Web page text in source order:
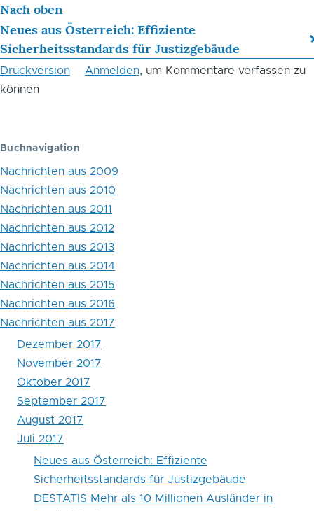
für
das
Blättern
im
Juli
2017
Nach oben
Neues aus Österreich: Effiziente
Sicherheitsstandards für Justizgebäude
Druckversion Anmelden, um Kommentare verfassen zu
können
Buchnavigation
Nachrichten aus 2009
Nachrichten aus 2010
Nachrichten aus 2011
Nachrichten aus 2012
Nachrichten aus 2013
Nachrichten aus 2014
Nachrichten aus 2015
Nachrichten aus 2016
Nachrichten aus 2017
Dezember 2017
November 2017
Oktober 2017
September 2017
August 2017
Juli 2017
Neues aus Österreich: Effiziente
Sicherheitsstandards für Justizgebäude
DESTATIS Mehr als 10 Millionen Ausländer in